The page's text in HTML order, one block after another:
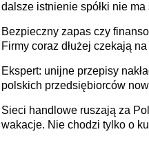
dalsze istnienie spółki nie
Bezpieczny zapas czy
Firmy coraz dłużej czekają
Ekspert: unijne przepisy
polskich przedsiębiorców
Sieci handlowe ruszają za
wakacje. Nie chodzi tylko o